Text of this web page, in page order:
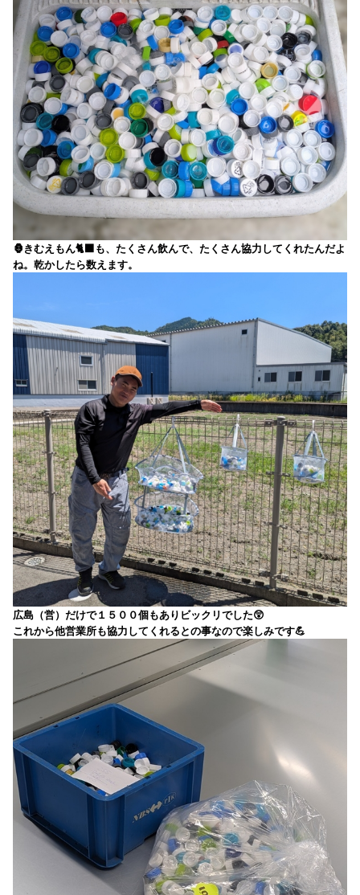
🦍きむえもん🐈‍⬛も、たくさん飲んで、たくさん協力してくれたんだよ
ね。乾かしたら数えます。
広島（営）だけで１５００個もありビックリでした😲
これから他営業所も協力してくれるとの事なので楽しみです💪